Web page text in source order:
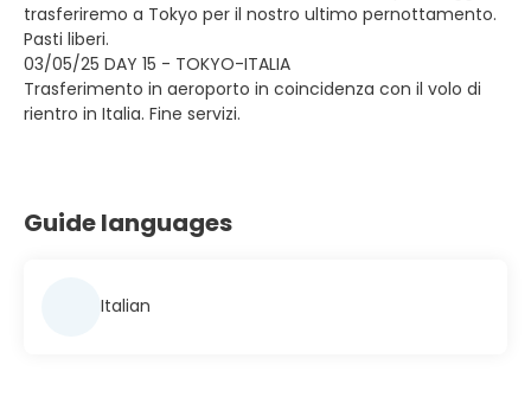
trasferiremo a Tokyo per il nostro ultimo pernottamento.
Pasti liberi.
03/05/25 DAY 15 - TOKYO-ITALIA
Trasferimento in aeroporto in coincidenza con il volo di
rientro in Italia. Fine servizi.
Guide languages
Italian